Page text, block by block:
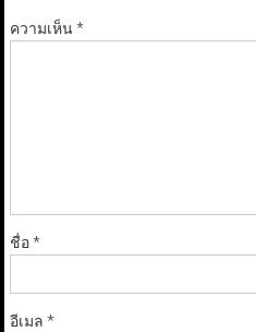
ความเห็น*
ชื่อ*
อีเมล *